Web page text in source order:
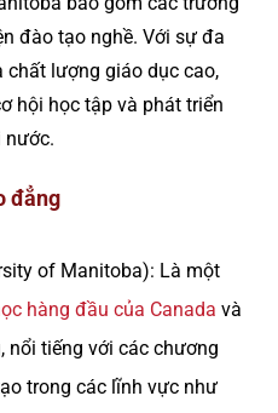
đào tạo nghề. Với sự đa
chất lượng giáo dục cao,
hội học tập và phát triển
nước.
đẳng
of Manitoba): Là một
hàng đầu của Canada và
nổi tiếng với các chương
trong các lĩnh vực như